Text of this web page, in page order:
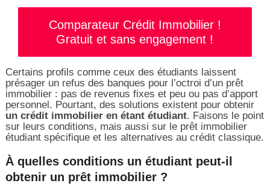
Comparateur Crédit Immobilier !
Gratuit et sans engagement !
Certains profils comme ceux des étudiants laissent
présager un refus des banques pour l’octroi d’un prêt
immobilier : pas de revenus fixes et peu ou pas d’apport
personnel. Pourtant, des solutions existent pour obtenir
un crédit immobilier en étant étudiant. Faisons le point
sur leurs conditions, mais aussi sur le prêt immobilier
étudiant spécifique et les alternatives au crédit classique.
À quelles conditions un étudiant peut-il
obtenir un prêt immobilier ?